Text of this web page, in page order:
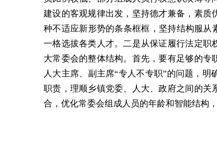
建设的客观规律出发，坚持德才兼备，素
种不适应新形势的条条框框，坚持结构服从
一格选拔各类人才。二是从保证履行法定
大常委会的整体结构。首先，要有足够的
人大主席、副主席“专人不专职”的问题，
职责，理顺乡镇党委、人大、政府之间的
合，优化常委会组成人员的年龄和智能结构